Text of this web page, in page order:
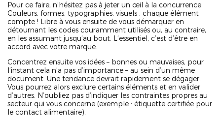
Pour ce faire, n’hésitez pas à jeter un œil à la concurrence.
Couleurs, formes, typographies, visuels : chaque élément
compte ! Libre à vous ensuite de vous démarquer en
détournant les codes couramment utilisés ou, au contraire,
en les assumant jusqu’au bout. L’essentiel, c’est d’être en
accord avec votre marque.
Concentrez ensuite vos idées – bonnes ou mauvaises, pour
l’instant cela n’a pas d’importance – au sein d’un même
document. Une tendance devrait rapidement se dégager.
Vous pourrez alors exclure certains éléments et en valider
d’autres. N’oubliez pas d’indiquer les contraintes propres au
secteur qui vous concerne (exemple : étiquette certifiée pour
le contact alimentaire).